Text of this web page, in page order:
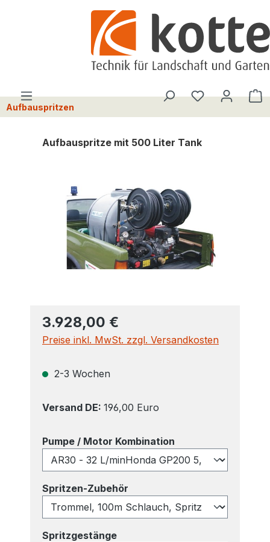
Du hast 0
Aufbauspritzen
Aufbauspritze mit 500 Liter Tank
3.928,00 €
Preise inkl. MwSt. zzgl. Versandkosten
2-3 Wochen
Versand DE: 196,00 Euro
Pumpe / Motor Kombination
Spritzen-Zubehör
Spritzgestängeauswählen